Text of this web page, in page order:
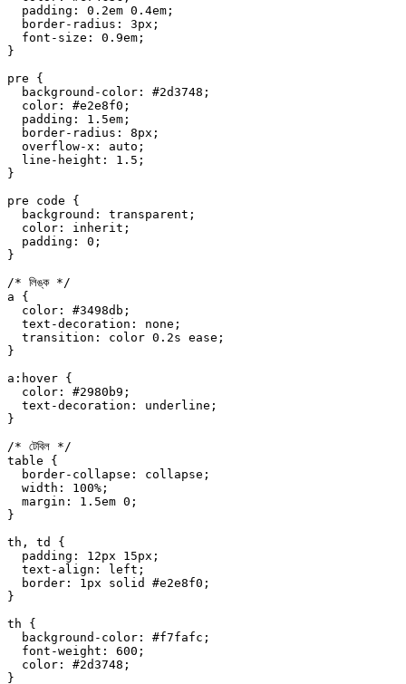
  padding
: 0.2em 0.4em ;
  border-radius
: 3px ;
  font-size
: 0.9em ;
}
pre {
  background-color
: #2d3748 ;
  color
: #e2e8f0 ;
  padding
: 1.5em ;
  border-radius
: 8px ;
  overflow-x
: auto ;
  line-height
: 1.5 ;
}
pre code {
  background
: transparent ;
  color
: inherit ;
  padding
: 0 ;
}
/* লিঙ্ক */
a {
  color
: #3498db ;
  text-decoration
: none ;
  transition
: color 0.2s ease ;
}
a :hover {
  color
: #2980b9 ;
  text-decoration
: underline ;
}
/* টেবিল */
table {
  border-collapse
: collapse ;
  width
: 100% ;
  margin
: 1.5em 0 ;
}
th , td
{
  padding
: 12px 15px ;
  text-align
: left ;
  border
: 1px solid #e2e8f0 ;
}
th {
  background-color
: #f7fafc ;
  font-weight
: 600 ;
  color
: #2d3748 ;
}